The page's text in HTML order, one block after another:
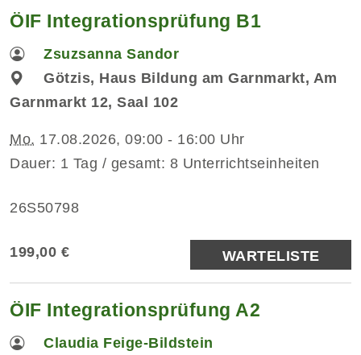
ÖIF Integrationsprüfung B1
Zsuzsanna Sandor
Götzis, Haus Bildung am Garnmarkt, Am
Garnmarkt 12, Saal 102
Mo. 17.08.2026, 09:00 - 16:00 Uhr
Dauer: 1 Tag / gesamt: 8 Unterrichtseinheiten
26S50798
199,00 € WARTELISTE
ÖIF Integrationsprüfung A2
Claudia Feige-Bildstein